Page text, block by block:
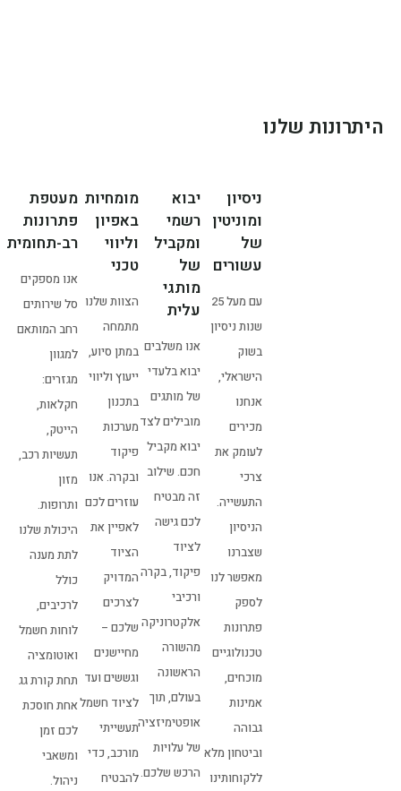
היתרונות שלנו
ניסיון
ומוניטין
של
עשורים
עם מעל 25
שנות ניסיון
בשוק
הישראלי,
אנחנו
מכירים
לעומק את
צרכי
התעשייה.
הניסיון
שצברנו
מאפשר לנו
לספק
פתרונות
טכנולוגיים
מוכחים,
אמינות
גבוהה
וביטחון מלא
ללקוחותינו
יבוא
רשמי
ומקביל
של
מותגי
עלית
אנו משלבים
יבוא בלעדי
של מותגים
מובילים לצד
יבוא מקביל
חכם. שילוב
זה מבטיח
לכם גישה
לציוד
פיקוד, בקרה
ורכיבי
אלקטרוניקה
מהשורה
הראשונה
בעולם, תוך
אופטימיזציה
של עלויות
הרכש שלכם.
מומחיות
באפיון
וליווי
טכני
הצוות שלנו
מתמחה
במתן סיוע,
ייעוץ וליווי
בתכנון
מערכות
פיקוד
ובקרה. אנו
עוזרים לכם
לאפיין את
הציוד
המדויק
לצרכים
שלכם –
מחיישנים
וגששים ועד
לציוד חשמל
תעשייתי
מורכב, כדי
להבטיח
מעטפת
פתרונות
רב-תחומית
אנו מספקים
סל שירותים
רחב המותאם
למגוון
מגזרים:
חקלאות,
הייטק,
תעשיות רכב,
מזון
ותרופות.
היכולת שלנו
לתת מענה
כולל
לרכיבים,
לוחות חשמל
ואוטומציה
תחת קורת גג
אחת חוסכת
לכם זמן
ומשאבי
ניהול.